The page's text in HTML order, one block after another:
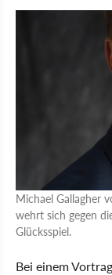
Michael Gallagher
wehrt sich gegen
Glücksspiel.
Bei einem